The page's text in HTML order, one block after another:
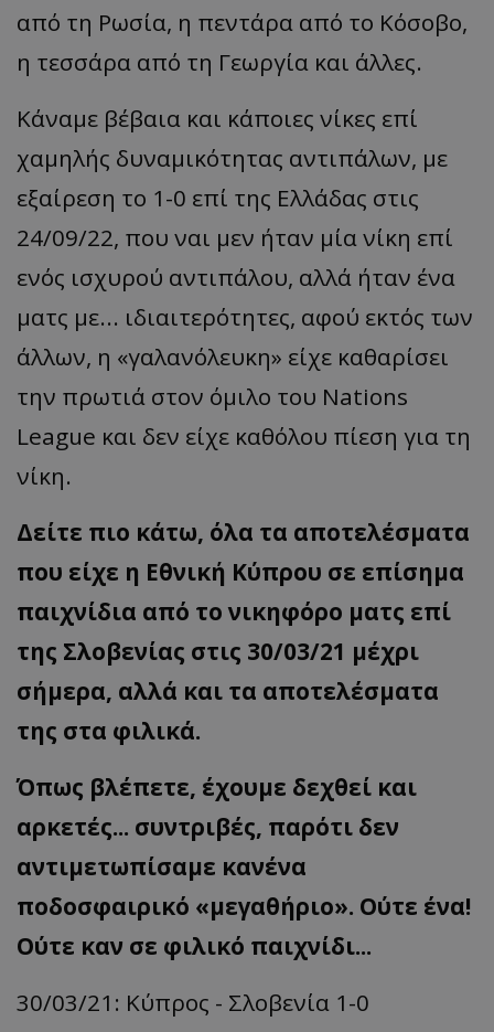
από τη Ρωσία, η πεντάρα από το Κόσοβο,
η τεσσάρα από τη Γεωργία και άλλες.
Κάναμε βέβαια και κάποιες νίκες επί
χαμηλής δυναμικότητας αντιπάλων, με
εξαίρεση το 1-0 επί της Ελλάδας στις
24/09/22, που ναι μεν ήταν μία νίκη επί
ενός ισχυρού αντιπάλου, αλλά ήταν ένα
ματς με... ιδιαιτερότητες, αφού εκτός των
άλλων, η «γαλανόλευκη» είχε καθαρίσει
την πρωτιά στον όμιλο του Nations
League και δεν είχε καθόλου πίεση για τη
νίκη.
Δείτε πιο κάτω, όλα τα αποτελέσματα
που είχε η Εθνική Κύπρου σε επίσημα
παιχνίδια από το νικηφόρο ματς επί
της Σλοβενίας στις 30/03/21 μέχρι
σήμερα, αλλά και τα αποτελέσματα
της στα φιλικά.
Όπως βλέπετε, έχουμε δεχθεί και
αρκετές... συντριβές, παρότι δεν
αντιμετωπίσαμε κανένα
ποδοσφαιρικό «μεγαθήριο». Ούτε ένα!
Ούτε καν σε φιλικό παιχνίδι...
30/03/21: Κύπρος - Σλοβενία 1-0